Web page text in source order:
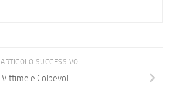
ARTICOLO SUCCESSIVO
Vittime e Colpevoli